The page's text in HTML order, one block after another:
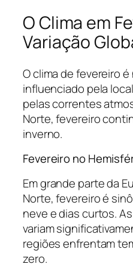
O Clima em
Variação
O clima de fevereiro
influenciado pela
pelas correntes
Norte, fevereiro
inverno.
Fevereiro no
Em grande parte da
Norte, fevereiro é
neve e dias curtos.
variam
regiões enfrentam
zero.